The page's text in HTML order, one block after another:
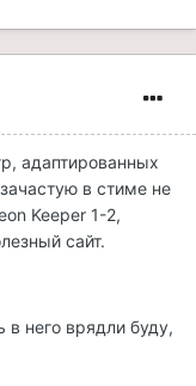
адаптированных
в стиме не
Keeper 1-2,
сайт.
в него врядли буду,